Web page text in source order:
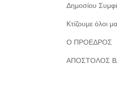
Δημοσίου
Κτίζουμε όλοι
Ο ΠΡΟΕΔΡΟΣ
ΑΠΟΣΤΟΛΟΣ